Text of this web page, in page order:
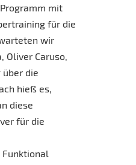
mit
für die
wir
Caruso,
die
hieß es,
diese
für die